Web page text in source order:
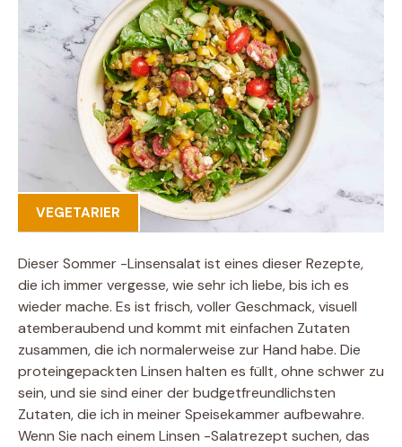
VEGETARIER
Dieser Sommer -Linsensalat ist eines dieser Rezepte,
die ich immer vergesse, wie sehr ich liebe, bis ich es
wieder mache. Es ist frisch, voller Geschmack, visuell
atemberaubend und kommt mit einfachen Zutaten
zusammen, die ich normalerweise zur Hand habe. Die
proteingepackten Linsen halten es füllt, ohne schwer zu
sein, und sie sind einer der budgetfreundlichsten
Zutaten, die ich in meiner Speisekammer aufbewahre.
Wenn Sie nach einem Linsen -Salatrezept suchen, das